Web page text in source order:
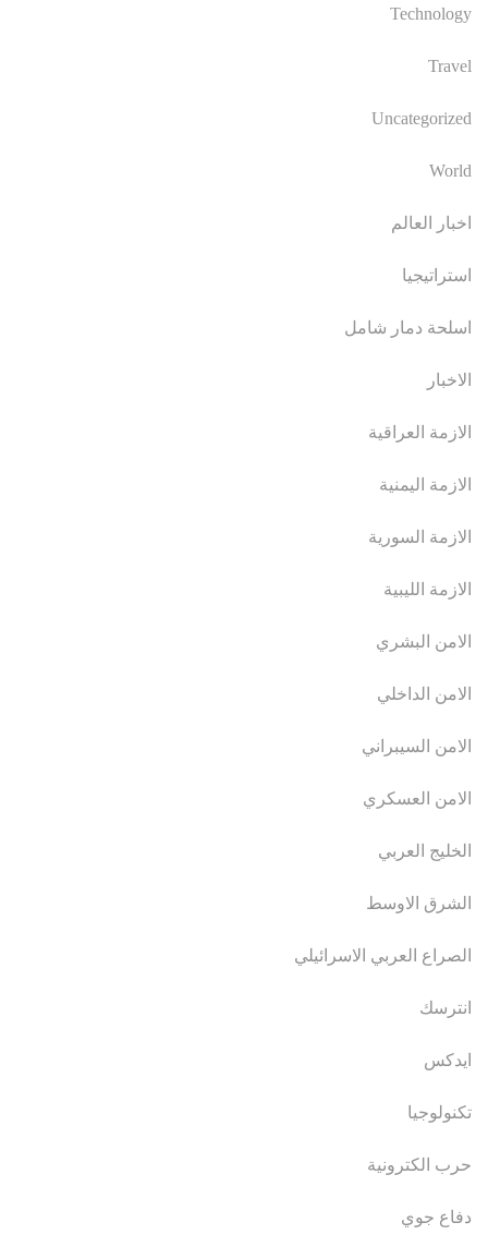
Technology
Travel
Uncategorized
World
اخبار العالم
استراتيجيا
اسلحة دمار شامل
الاخبار
الازمة العراقية
الازمة اليمنية
الازمة السورية
الازمة الليبية
الامن البشري
الامن الداخلي
الامن السيبراني
الامن العسكري
الخليج العربي
الشرق الاوسط
الصراع العربي الاسرائيلي
انترسك
ايدكس
تكنولوجيا
حرب الكترونية
دفاع جوي